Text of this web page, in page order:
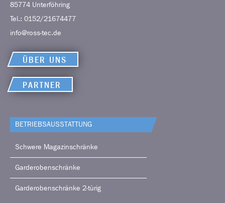
85774 Unterföhring
Tel.: 0152/21674477
info@ross-tec.de
ÜBER UNS
PARTNER
BETRIEBS­AUSSTATTUNG
Schwere Magazinschränke
Garderobenschränke
Garderobenschränke 2-türig